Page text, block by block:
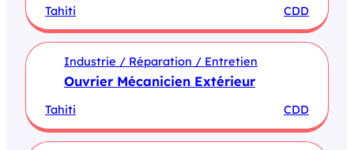
Tahiti CDD
Industrie / Réparation / Entretien
Ouvrier Mécanicien Extérieur
Tahiti CDD